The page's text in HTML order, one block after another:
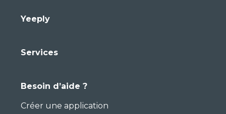
Yeeply
Services
Besoin d’aide ?
Créer une application